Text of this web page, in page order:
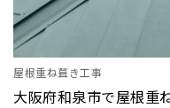
屋根重ね葺き工事
大阪府和泉市で屋根重